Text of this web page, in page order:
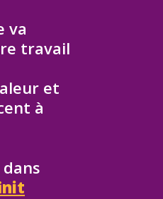
va
travail
et
à